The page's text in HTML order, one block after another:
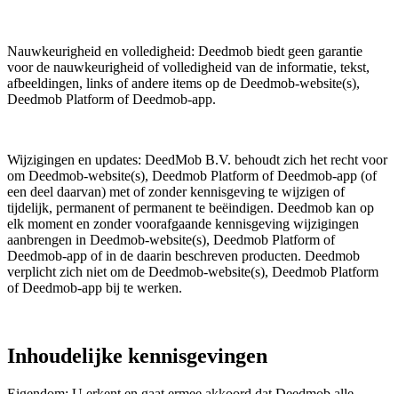
Nauwkeurigheid en volledigheid: Deedmob biedt geen garantie
voor de nauwkeurigheid of volledigheid van de informatie, tekst,
afbeeldingen, links of andere items op de Deedmob-website(s),
Deedmob Platform of Deedmob-app.
Wijzigingen en updates: DeedMob B.V. behoudt zich het recht voor
om Deedmob-website(s), Deedmob Platform of Deedmob-app (of
een deel daarvan) met of zonder kennisgeving te wijzigen of
tijdelijk, permanent of permanent te beëindigen. Deedmob kan op
elk moment en zonder voorafgaande kennisgeving wijzigingen
aanbrengen in Deedmob-website(s), Deedmob Platform of
Deedmob-app of in de daarin beschreven producten. Deedmob
verplicht zich niet om de Deedmob-website(s), Deedmob Platform
of Deedmob-app bij te werken.
Inhoudelijke kennisgevingen